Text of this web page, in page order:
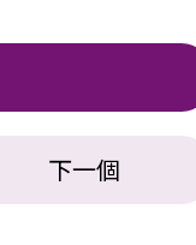
下一個